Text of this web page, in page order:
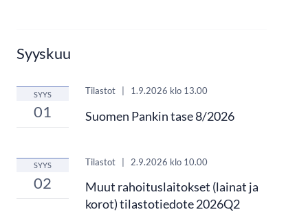
Syyskuu
SYYS
01
Tilastot 1.9.2026 klo 13.00
Suomen Pankin tase 8/2026
SYYS
02
Tilastot 2.9.2026 klo 10.00
Muut rahoituslaitokset (lainat ja
korot) tilastotiedote 2026Q2